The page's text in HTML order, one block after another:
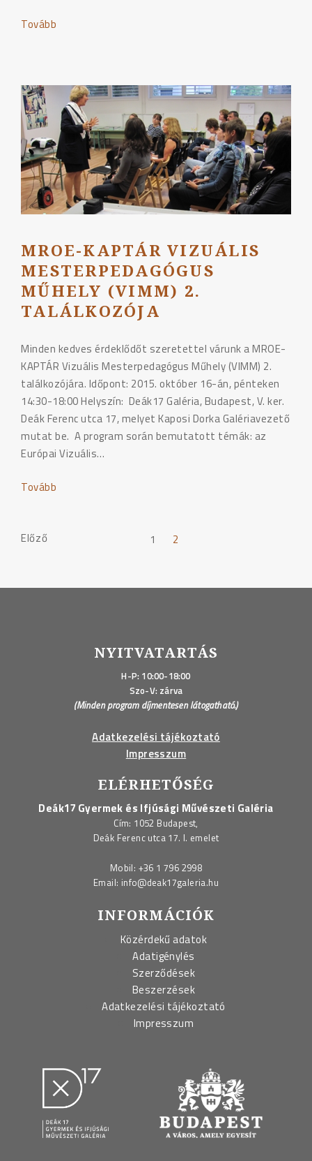
Tovább
időpontban"
MROE-KAPTÁR VIZUÁLIS
MESTERPEDAGÓGUS
MŰHELY (VIMM) 2.
TALÁLKOZÓJA
Minden kedves érdeklődőt szeretettel várunk a MROE-
KAPTÁR Vizuális Mesterpedagógus Műhely (VIMM) 2.
találkozójára. Időpont: 2015. október 16-án, pénteken
14:30-18:00 Helyszín: Deák17 Galéria, Budapest, V. ker.
Deák Ferenc utca 17, melyet Kaposi Dorka Galériavezető
mutat be. A program során bemutatott témák: az
Európai Vizuális…
Tovább
2.
PAGE
Előző 1 2
NYITVATARTÁS
H-P: 10:00-18:00
Szo-V: zárva
(Minden program díjmentesen látogatható.)
Adatkezelési tájékoztató
Impresszum
ELÉRHETŐSÉG
Deák17 Gyermek és Ifjúsági Művészeti Galéria
Cím: 1052 Budapest,
Deák Ferenc utca 17. I. emelet
Mobil: +36 1 796 2998
Email: info@deak17galeria.hu
INFORMÁCIÓK
Közérdekű adatok
Adatigénylés
Szerződések
Beszerzések
Adatkezelési tájékoztató
Impresszum